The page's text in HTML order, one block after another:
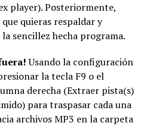
player). Posteriormente,
quieras respaldar y
sencillez hecha programa.
Usando la configuración
la tecla F9 o el
derecha (Extraer pista(s)
para traspasar cada una
archivos MP3 en la carpeta